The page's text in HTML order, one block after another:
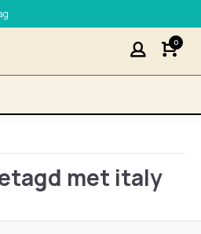
0
met italy